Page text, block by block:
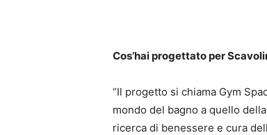
Cos’hai progettato per
“Il progetto si chiama Gym
mondo del bagno a quello
ricerca di benessere e cura